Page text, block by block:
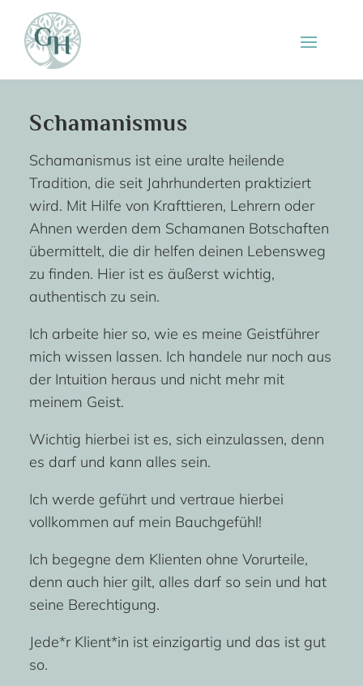
Schamanismus
Schamanismus ist eine uralte heilende
Tradition, die seit Jahrhunderten praktiziert
wird. Mit Hilfe von Krafttieren, Lehrern oder
Ahnen werden dem Schamanen Botschaften
übermittelt, die dir helfen deinen Lebensweg
zu finden. Hier ist es äußerst wichtig,
authentisch zu sein.
Ich arbeite hier so, wie es meine Geistführer
mich wissen lassen. Ich handele nur noch aus
der Intuition heraus und nicht mehr mit
meinem Geist.
Wichtig hierbei ist es, sich einzulassen, denn
es darf und kann alles sein.
Ich werde geführt und vertraue hierbei
vollkommen auf mein Bauchgefühl!
Ich begegne dem Klienten ohne Vorurteile,
denn auch hier gilt, alles darf so sein und hat
seine Berechtigung.
Jede*r Klient*in ist einzigartig und das ist gut
so.